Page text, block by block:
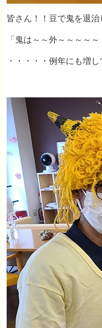
「鬼は～～外～～～～
・・・・・例年にも増